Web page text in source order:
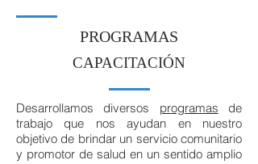
PROGRAMAS
CAPACITACIÓN
Desarrollamos diversos programas de
trabajo que nos ayudan en nuestro
objetivo de brindar un servicio comunitario
y promotor de salud en un sentido amplio